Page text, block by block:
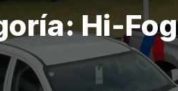
Hi-Fog